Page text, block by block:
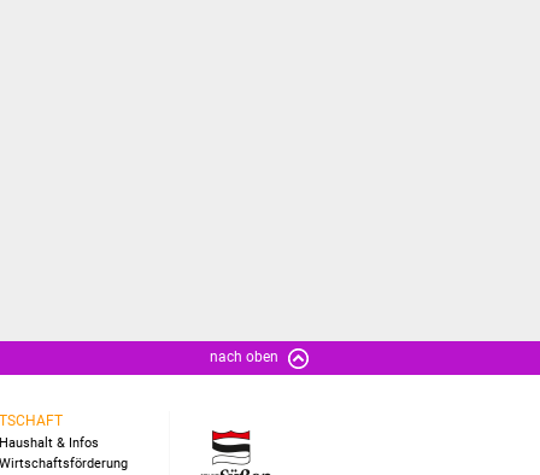
nach oben
Haushalt & Infos
Wirtschaftsförderung